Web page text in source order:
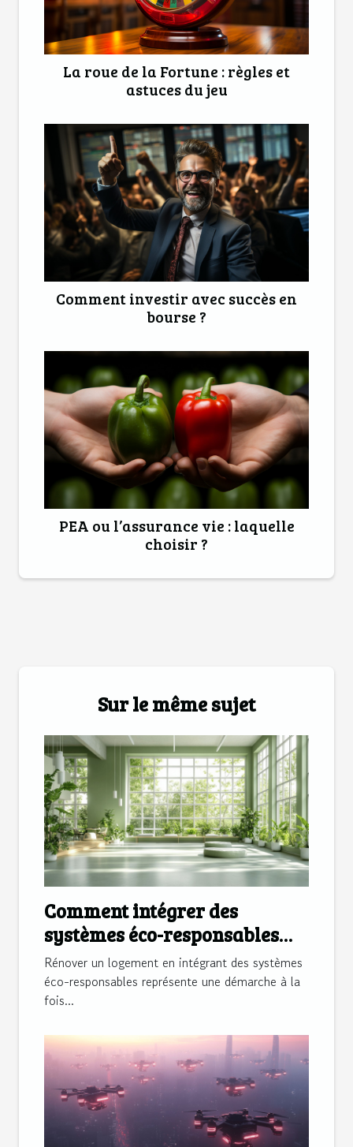
La roue de la Fortune : règles et
astuces du jeu
Comment investir avec succès en
bourse ?
PEA ou l’assurance vie : laquelle
choisir ?
Sur le même sujet
Comment intégrer des
systèmes éco-responsables
dans votre rénovation ?
Rénover un logement en intégrant des systèmes
éco-responsables représente une démarche à la
fois...